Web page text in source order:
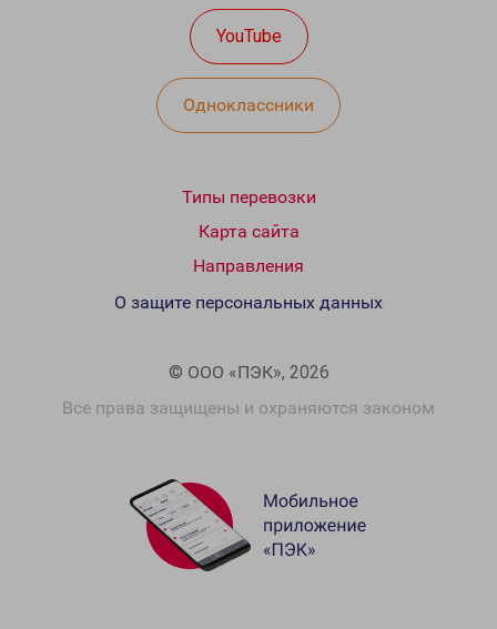
YouTube
Одноклассники
Типы перевозки
Карта сайта
Направления
© ООО «ПЭК», 2026
Все права защищены и охраняются законом
О защите персональных данных